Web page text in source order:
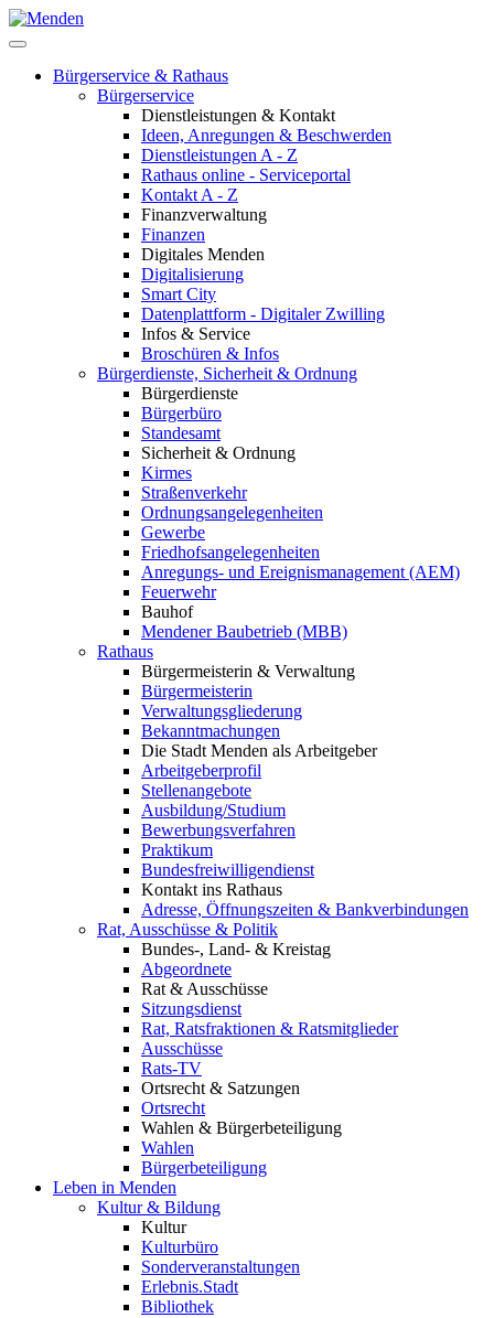
Bürgerservice & Rathaus
Bürgerservice
Dienstleistungen & Kontakt
Ideen, Anregungen & Beschwerden
Dienstleistungen A - Z
Rathaus online - Serviceportal
Kontakt A - Z
Finanzverwaltung
Finanzen
Digitales Menden
Digitalisierung
Smart City
Datenplattform - Digitaler Zwilling
Infos & Service
Broschüren & Infos
Bürgerdienste, Sicherheit & Ordnung
Bürgerdienste
Bürgerbüro
Standesamt
Sicherheit & Ordnung
Kirmes
Straßenverkehr
Ordnungsangelegenheiten
Gewerbe
Friedhofsangelegenheiten
Anregungs- und Ereignismanagement (AEM)
Feuerwehr
Bauhof
Mendener Baubetrieb (MBB)
Rathaus
Bürgermeisterin & Verwaltung
Bürgermeisterin
Verwaltungsgliederung
Bekanntmachungen
Die Stadt Menden als Arbeitgeber
Arbeitgeberprofil
Stellenangebote
Ausbildung/Studium
Bewerbungsverfahren
Praktikum
Bundesfreiwilligendienst
Kontakt ins Rathaus
Adresse, Öffnungszeiten & Bankverbindungen
Rat, Ausschüsse & Politik
Bundes-, Land- & Kreistag
Abgeordnete
Rat & Ausschüsse
Sitzungsdienst
Rat, Ratsfraktionen & Ratsmitglieder
Ausschüsse
Rats-TV
Ortsrecht & Satzungen
Ortsrecht
Wahlen & Bürgerbeteiligung
Wahlen
Bürgerbeteiligung
Leben in Menden
Kultur & Bildung
Kultur
Kulturbüro
Sonderveranstaltungen
Erlebnis.Stadt
Bibliothek